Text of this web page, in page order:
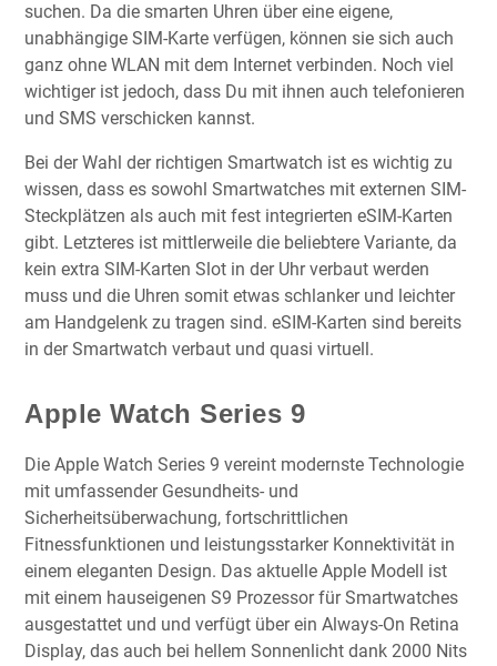
suchen. Da die smarten Uhren über eine eigene,
unabhängige SIM-Karte verfügen, können sie sich auch
ganz ohne WLAN mit dem Internet verbinden. Noch viel
wichtiger ist jedoch, dass Du mit ihnen auch telefonieren
und SMS verschicken kannst.
Bei der Wahl der richtigen Smartwatch ist es wichtig zu
wissen, dass es sowohl Smartwatches mit externen SIM-
Steckplätzen als auch mit fest integrierten eSIM-Karten
gibt. Letzteres ist mittlerweile die beliebtere Variante, da
kein extra SIM-Karten Slot in der Uhr verbaut werden
muss und die Uhren somit etwas schlanker und leichter
am Handgelenk zu tragen sind. eSIM-Karten sind bereits
in der Smartwatch verbaut und quasi virtuell.
Apple Watch Series 9
Die Apple Watch Series 9 vereint modernste Technologie
mit umfassender Gesundheits- und
Sicherheitsüberwachung, fortschrittlichen
Fitnessfunktionen und leistungsstarker Konnektivität in
einem eleganten Design. Das aktuelle Apple Modell ist
mit einem hauseigenen S9 Prozessor für Smartwatches
ausgestattet und und verfügt über ein Always-On Retina
Display, das auch bei hellem Sonnenlicht dank 2000 Nits